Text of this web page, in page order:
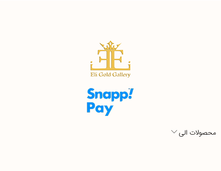
محصولات الی